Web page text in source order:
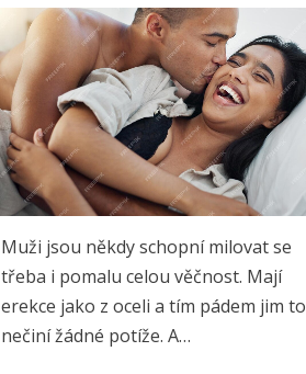
Muži jsou někdy schopní milovat se
třeba i pomalu celou věčnost. Mají
erekce jako z oceli a tím pádem jim to
nečiní žádné potíže. A…